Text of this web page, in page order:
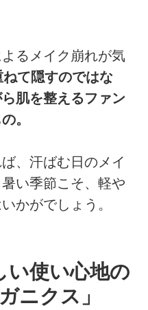
るメイク崩れが気
ねて隠すのではな
肌を整えるファン
。
、汗ばむ日のメイ
い季節こそ、軽や
かがでしょう。
使い心地の
ニクス」